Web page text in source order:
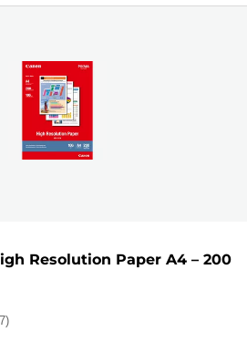
Resolution Paper A4 – 200